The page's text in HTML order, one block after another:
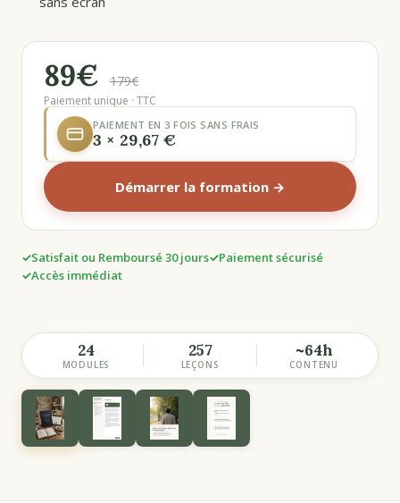
89€ 179€
Paiement unique · TTC
PAIEMENT EN 3 FOIS SANS FRAIS
3 × 29,67 €
Démarrer la formation →
Satisfait ou Remboursé 30 jours
Paiement sécurisé
Accès immédiat
24
MODULES
257
LEÇONS
~64h
CONTENU